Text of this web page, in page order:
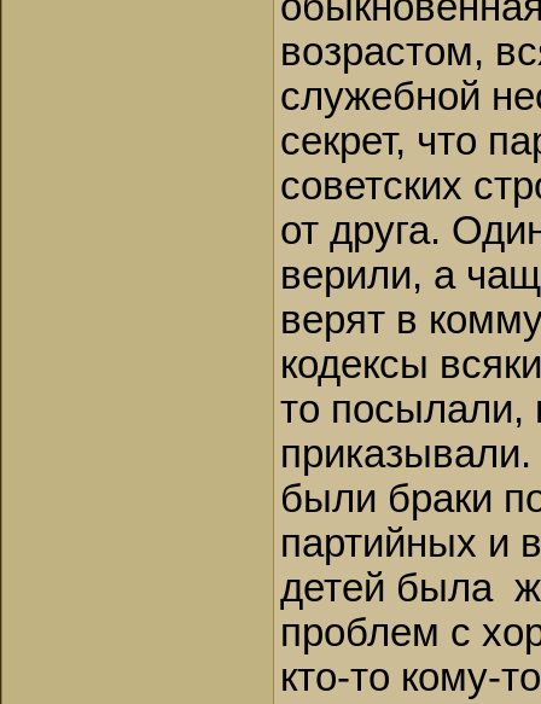
возрастом,
служебной
секрет, что
советских
от друга.
верили, а
верят в
кодексы
то посылали,
были браки
партийных и
детей была
проблем с
кто-то кому-